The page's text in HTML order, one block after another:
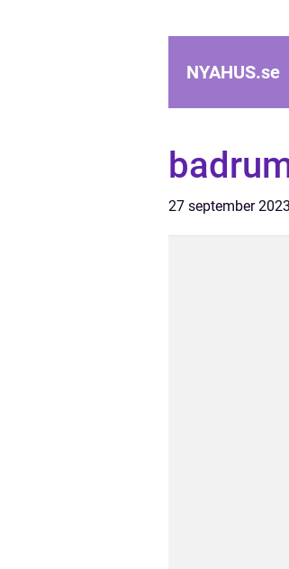
NYAHUS.se
27 september 2023